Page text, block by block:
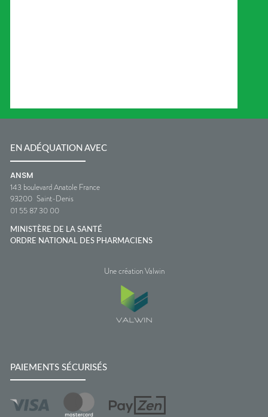
EN ADÉQUATION AVEC
ANSM
143 boulevard Anatole France
93200 Saint-Denis
01 55 87 30 00
MINISTÈRE DE LA SANTÉ
ORDRE NATIONAL DES PHARMACIENS
Une création Valwin
PAIEMENTS SÉCURISÉS